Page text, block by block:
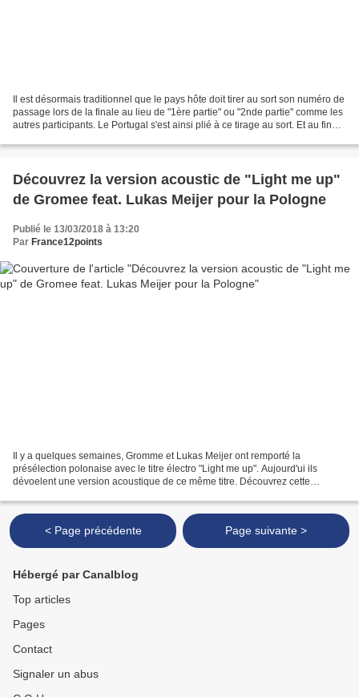
Il est désormais traditionnel que le pays hôte doit tirer au sort son numéro de
passage lors de la finale au lieu de "1ère partie" ou "2nde partie" comme les
autres participants. Le Portugal s'est ainsi plié à ce tirage au sort. Et au final
Découvrez la version acoustic de "Light me up"
de Gromee feat. Lukas Meijer pour la Pologne
Publié le 13/03/2018 à 13:20
Par France12points
Il y a quelques semaines, Gromme et Lukas Meijer ont remporté la
présélection polonaise avec le titre électro "Light me up". Aujourd'ui ils
dévoelent une version acoustique de ce même titre. Découvrez cette
< Page précédente Page suivante >
Hébergé par Canalblog
Top articles
Pages
Contact
Signaler un abus